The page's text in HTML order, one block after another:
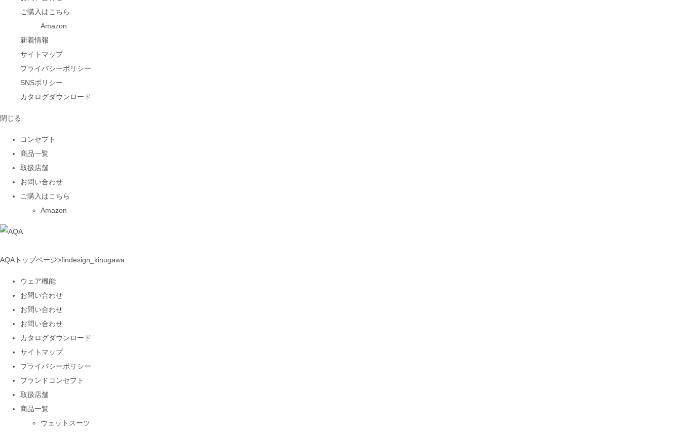
ご購入はこちら
Amazon
新着情報
サイトマップ
プライバシーポリシー
SNSポリシー
カタログダウンロード
閉じる
コンセプト
商品一覧
取扱店舗
お問い合わせ
ご購入はこちら
Amazon
AQAトップページ>findesign_kinugawa
ウェア機能
お問い合わせ
お問い合わせ
お問い合わせ
カタログダウンロード
サイトマップ
プライバシーポリシー
ブランドコンセプト
取扱店舗
商品一覧
ウェットスーツ